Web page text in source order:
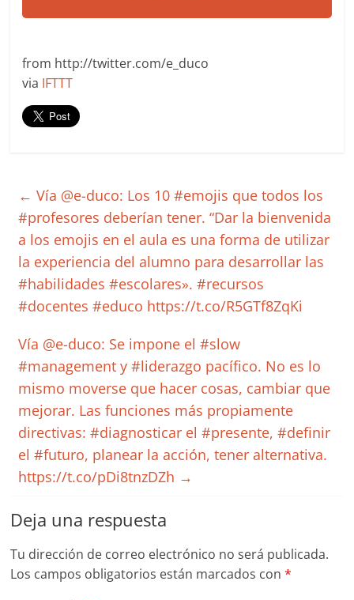
from http://twitter.com/e_duco
via IFTTT
← Vía @e-duco: Los 10 #emojis que todos los
#profesores deberían tener. “Dar la bienvenida
a los emojis en el aula es una forma de utilizar
la experiencia del alumno para desarrollar las
#habilidades #escolares». #recursos
#docentes #educo https://t.co/R5GTf8ZqKi
Vía @e-duco: Se impone el #slow
#management y #liderazgo pacífico. No es lo
mismo moverse que hacer cosas, cambiar que
mejorar. Las funciones más propiamente
directivas: #diagnosticar el #presente, #definir
el #futuro, planear la acción, tener alternativa.
https://t.co/pDi8tnzDZh →
Deja una respuesta
Tu dirección de correo electrónico no será publicada.
Los campos obligatorios están marcados con*